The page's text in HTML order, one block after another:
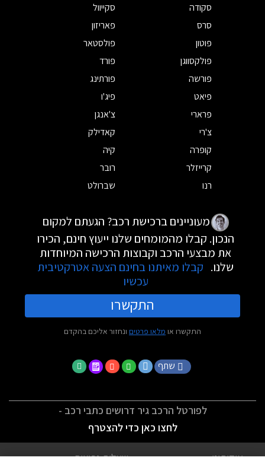
סקודה
סקייוול
סרס
פאריזון
פוטון
פולסטאר
פולקסווגן
פורד
פורשה
פורתינג
פיאט
פיג'ו
פרארי
צ'אנגן
צ'רי
קאדילק
קופרה
קיה
קרייזלר
רובר
רנו
שברולט
מעוניינים ברכישת רכב? הגעתם למקום
הנכון. קבלו מהמומחים שלנו ייעוץ חינם, הכירו
את מבצעי הרכב וקבוצות הרכישה המיוחדות
שלנו. קבלו מאיתנו בחינם הצעה אטרקטיבית
עכשיו
התקשרו
התקשרו או מלאו פרטים ונחזור אליכם בהקדם
שתף
לפורטל הרכב גיר דרושים כתבי רכב -
לחצו כאן כדי להצטרף